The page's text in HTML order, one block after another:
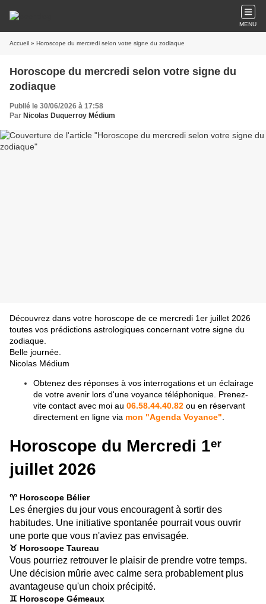
MENU
Accueil » Horoscope du mercredi selon votre signe du zodiaque
Horoscope du mercredi selon votre signe du
zodiaque
Publié le 30/06/2026 à 17:58
Par Nicolas Duquerroy Médium
Découvrez dans votre horoscope de ce mercredi 1er juillet 2026
toutes vos prédictions astrologiques concernant votre signe du
zodiaque.
Belle journée.
Nicolas Médium
Obtenez des réponses à vos interrogations et un éclairage
de votre avenir lors d'une voyance téléphonique. Prenez-
vite contact avec moi au 06.58.44.40.82 ou en réservant
directement en ligne via mon "Agenda Voyance"
Horoscope du Mercredi 1ᵉʳ
juillet 2026
♈ Horoscope Bélier
Les énergies du jour vous encouragent à sortir des
habitudes. Une initiative spontanée pourrait vous ouvrir
une porte que vous n'aviez pas envisagée.
♉ Horoscope Taureau
Vous pourriez retrouver le plaisir de prendre votre temps.
Une décision mûrie avec calme sera probablement plus
avantageuse qu'un choix précipité.
♊ Horoscope Gémeaux